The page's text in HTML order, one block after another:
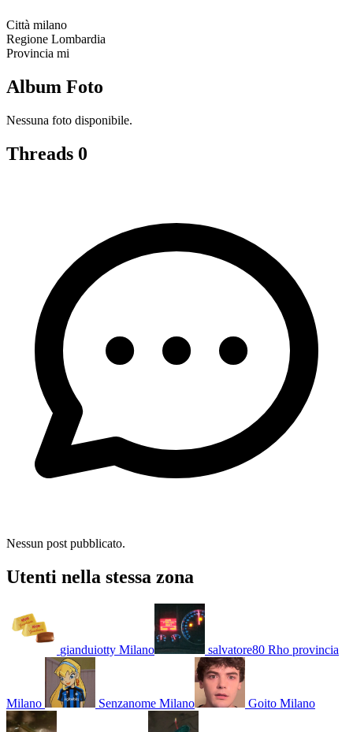
Città milano
Regione Lombardia
Provincia mi
Album Foto
Nessuna foto disponibile.
Threads 0
Nessun post pubblicato.
Utenti nella stessa zona
gianduiotty Milano salvatore80 Rho provincia
Milano Senzanome Milano Goito Milano